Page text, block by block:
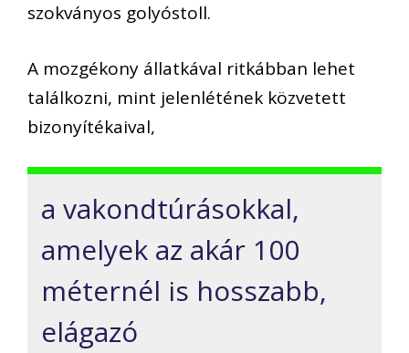
szokványos golyóstoll.
A mozgékony állatkával ritkábban lehet
találkozni, mint jelenlétének közvetett
bizonyítékaival,
a vakondtúrásokkal,
amelyek az akár 100
méternél is hosszabb,
elágazó